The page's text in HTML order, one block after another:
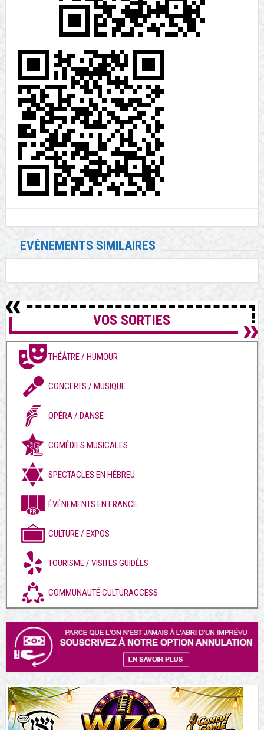
EVÉNEMENTS SIMILAIRES
VOS SORTIES
THÉÂTRE / HUMOUR
CONCERTS / MUSIQUE
OPÉRA / DANSE
COMÉDIES MUSICALES
SPECTACLES EN HÉBREU
ÉVÉNEMENTS EN FRANCE
CULTURE / EXPOS
TOURISME / VISITES GUIDÉES
COMMUNAUTÉ CULTURACCESS